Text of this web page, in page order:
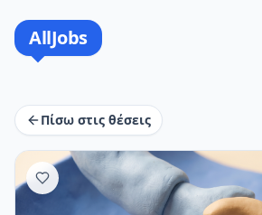
AllJobs
Πίσω στις θέσεις